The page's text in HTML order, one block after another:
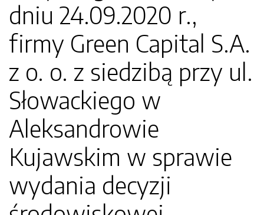
dniu 24.09.2020 r.,
firmy Green Capital S.A.
z o. o. z siedzibą przy ul.
Słowackiego w
Aleksandrowie
Kujawskim w sprawie
wydania decyzji